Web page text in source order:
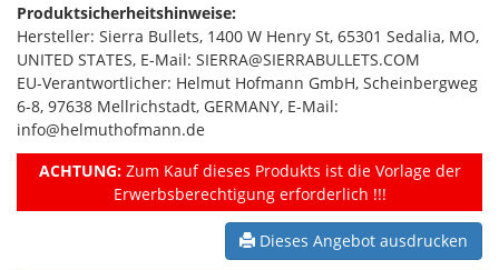
Produktsicherheitshinweise:
Hersteller: Sierra Bullets, 1400 W Henry St, 65301 Sedalia, MO,
UNITED STATES, E-Mail: SIERRA@SIERRABULLETS.COM
EU-Verantwortlicher: Helmut Hofmann GmbH, Scheinbergweg
6-8, 97638 Mellrichstadt, GERMANY, E-Mail:
info@helmuthofmann.de
ACHTUNG:Zum Kauf dieses Produkts ist die Vorlage der
Erwerbsberechtigung erforderlich !!!
Dieses Angebot ausdrucken